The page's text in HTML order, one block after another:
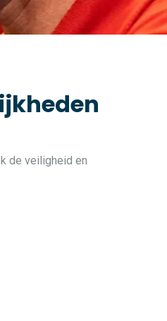
de veiligheid en